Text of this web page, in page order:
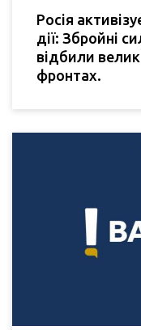
Росія
дії: Збройні
відбили
фронтах.